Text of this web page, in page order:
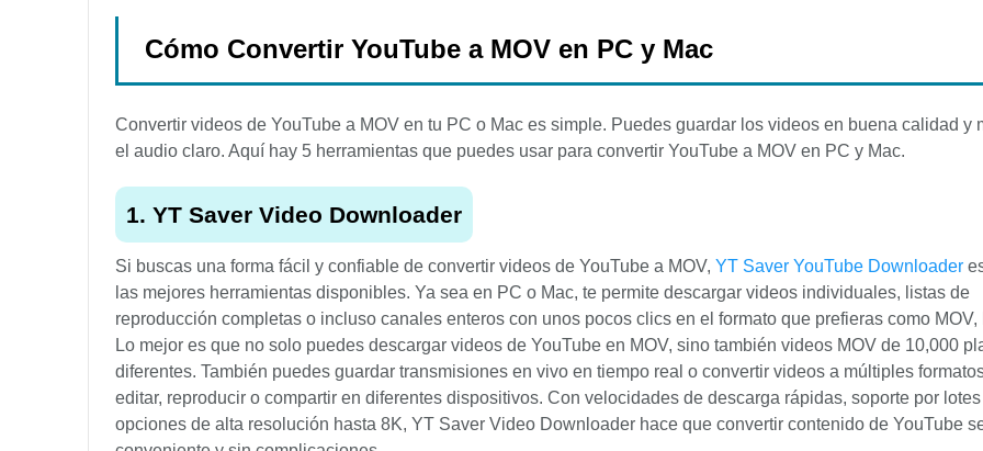
Cómo Convertir YouTube a MOV en PC y Mac
Convertir videos de YouTube a MOV en tu PC o Mac es simple. Puedes guardar los videos en buena calidad y
el audio claro. Aquí hay 5 herramientas que puedes usar para convertir YouTube a MOV en PC y Mac.
1. YT Saver Video Downloader
Si buscas una forma fácil y confiable de convertir videos de YouTube a MOV, YT Saver YouTube Downloader
las mejores herramientas disponibles. Ya sea en PC o Mac, te permite descargar videos individuales, listas de
reproducción completas o incluso canales enteros con unos pocos clics en el formato que prefieras como MOV,
Lo mejor es que no solo puedes descargar videos de YouTube en MOV, sino también videos MOV de 10,000
diferentes. También puedes guardar transmisiones en vivo en tiempo real o convertir videos a múltiples
editar, reproducir o compartir en diferentes dispositivos. Con velocidades de descarga rápidas, soporte por
opciones de alta resolución hasta 8K, YT Saver Video Downloader hace que convertir contenido de YouTube